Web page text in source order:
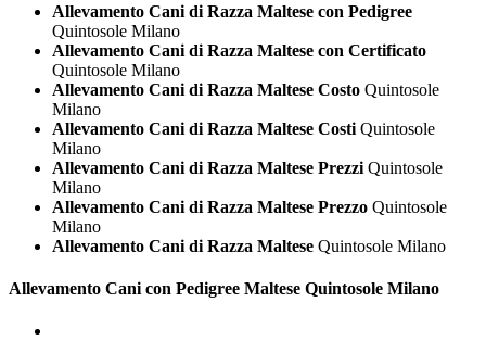
Allevamento Cani di Razza Maltese con Pedigree
Quintosole Milano
Allevamento Cani di Razza Maltese con Certificato
Quintosole Milano
Allevamento Cani di Razza Maltese Costo Quintosole
Milano
Allevamento Cani di Razza Maltese Costi Quintosole
Milano
Allevamento Cani di Razza Maltese Prezzi Quintosole
Milano
Allevamento Cani di Razza Maltese Prezzo Quintosole
Milano
Allevamento Cani di Razza Maltese Quintosole Milano
Allevamento Cani con Pedigree Maltese Quintosole Milano